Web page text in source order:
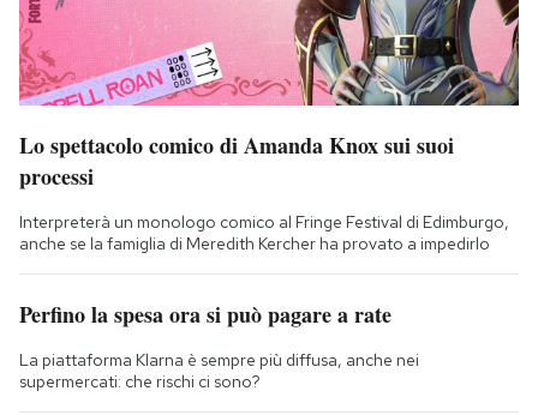
Lo spettacolo comico di Amanda Knox sui suoi
processi
Interpreterà un monologo comico al Fringe Festival di Edimburgo,
anche se la famiglia di Meredith Kercher ha provato a impedirlo
Perfino la spesa ora si può pagare a rate
La piattaforma Klarna è sempre più diffusa, anche nei
supermercati: che rischi ci sono?